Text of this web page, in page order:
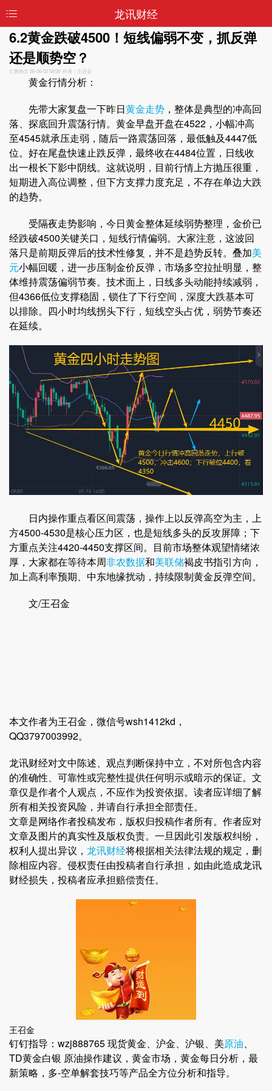
龙讯财经
6.2黄金跌破4500！短线偏弱不变，抓反弹
还是顺势空？
汇聚热文 26-06-02 08:08 作者：王召金
黄金行情分析：
先带大家复盘一下昨日黄金走势 ，整体是典型的冲高回
落、探底回升震荡行情。黄金早盘开盘在4522，小幅冲高
至4545就承压走弱，随后一路震荡回落，最低触及4447低
位。好在尾盘快速止跌反弹，最终收在4484位置，日线收
出一根长下影中阴线。这就说明，目前行情上方抛压很重，
短期进入高位调整，但下方支撑力度充足，不存在单边大跌
的趋势。
受隔夜走势影响，今日黄金整体延续弱势整理，金价已
经跌破4500关键关口，短线行情偏弱。大家注意，这波回
落只是前期反弹后的技术性修复，并不是趋势反转。叠加美
元小幅回暖，进一步压制金价反弹，市场多空拉扯明显，整
体维持震荡偏弱节奏。技术面上，日线多头动能持续减弱，
但4366低位支撑稳固，锁住了下行空间，深度大跌基本可
以排除。四小时均线拐头下行，短线空头占优，弱势节奏还
在延续。
日内操作重点看区间震荡，操作上以反弹高空为主，上
方4500-4530是核心压力区，也是短线多头的反攻屏障；下
方重点关注4420-4450支撑区间。目前市场整体观望情绪浓
厚，大家都在等待本周非农数据和美联储褐皮书指引方向，
加上高利率预期、中东地缘扰动，持续限制黄金反弹空间。
文/王召金
本文作者为王召金，微信号wsh1412kd，
QQ3797003992。
龙讯财经对文中陈述、观点判断保持中立，不对所包含内容
的准确性、可靠性或完整性提供任何明示或暗示的保证。文
章仅是作者个人观点，不应作为投资依据。读者应详细了解
所有相关投资风险，并请自行承担全部责任。
文章是网络作者投稿发布，版权归投稿作者所有。作者应对
文章及图片的真实性及版权负责。一旦因此引发版权纠纷，
权利人提出异议， 龙讯财经将根据相关法律法规的规定，删
除相应内容。侵权责任由投稿者自行承担，如由此造成龙讯
财经损失，投稿者应承担赔偿责任。
王召金
钉钉指导：wzj888765 现货黄金、沪金、沪银、美原油、
TD黄金白银 原油操作建议，黄金市场，黄金每日分析，最
新策略，多-空单解套技巧等产品全方位分析和指导。